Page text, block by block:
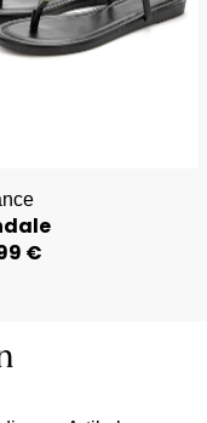
€